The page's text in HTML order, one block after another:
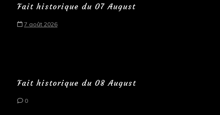
Fait historique du 07 August
7 août 2026
Fait historique du 08 August
0